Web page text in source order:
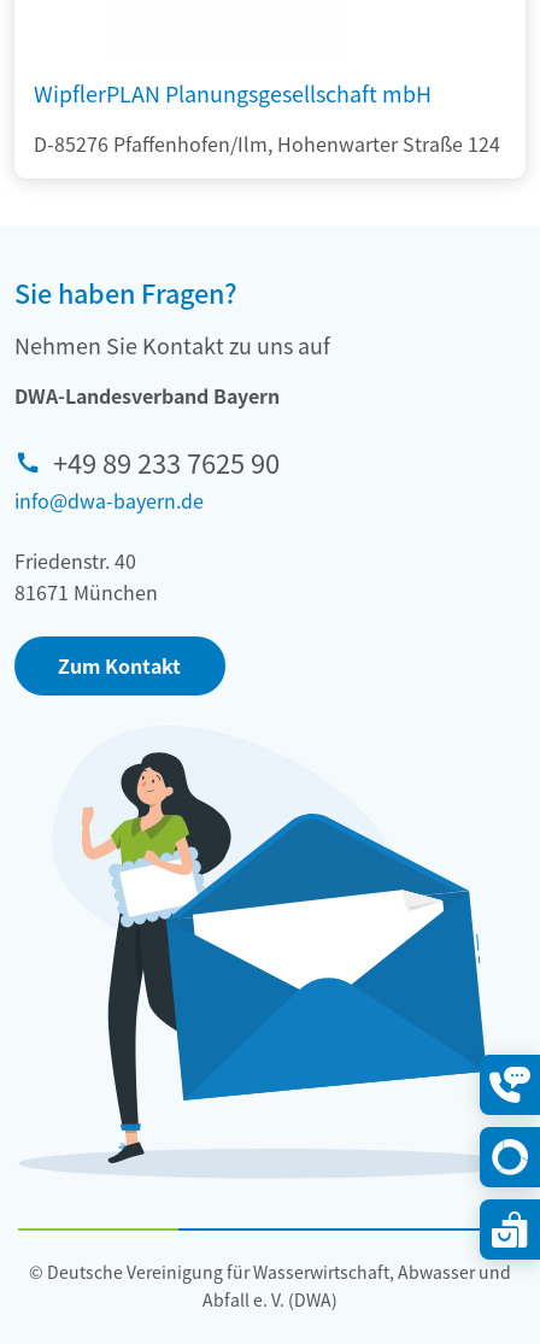
WipflerPLAN Planungsgesellschaft mbH
D-85276 Pfaffenhofen/Ilm, Hohenwarter Straße 124
Sie haben Fragen?
Nehmen Sie Kontakt zu uns auf
DWA-Landesverband Bayern
+49 89 233 7625 90
info@dwa-bayern.de
Friedenstr. 40
81671 München
Zum Kontakt
© Deutsche Vereinigung für Wasserwirtschaft, Abwasser und
Abfall e. V. (DWA)